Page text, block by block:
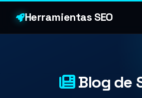
Herramientas SEO
Blog de